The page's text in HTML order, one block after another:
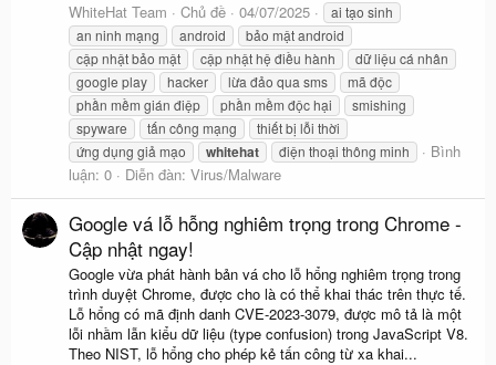
WhiteHat Team
Chủ đề 04/07/2025
ai tạo sinh
an ninh mạng
android
bảo mật android
cập nhật bảo mật
cập nhật hệ điều hành
dữ liệu cá nhân
google play
hacker lừa đảo qua sms
mã độc
phần mềm gián điệp
phần mềm độc hại
smishing
spyware
tấn công mạng
thiết bị lỗi thời
ứng dụng giả mạo
whitehat điện thoại thông minh
Bình
luận: 0
Diễn đàn: Virus/Malware
Google vá lỗ hỗng nghiêm trọng trong Chrome -
Cập nhật ngay!
Google vừa phát hành bản vá cho lỗ hổng nghiêm trọng trong
trình duyệt Chrome, được cho là có thể khai thác trên thực tế.
Lỗ hổng có mã định danh CVE-2023-3079, được mô tả là một
lỗi nhầm lẫn kiểu dữ liệu (type confusion) trong JavaScript V8.
Theo NIST, lỗ hổng cho phép kẻ tấn công từ xa khai...